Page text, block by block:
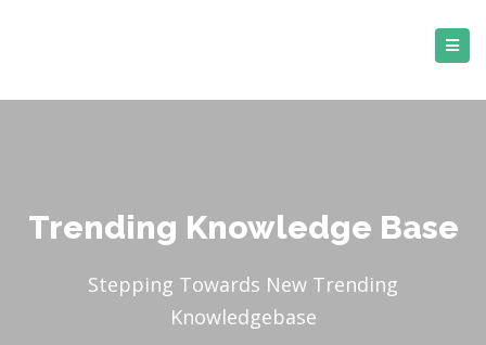
Trending Knowledge Base
Stepping Towards New Trending
Knowledgebase